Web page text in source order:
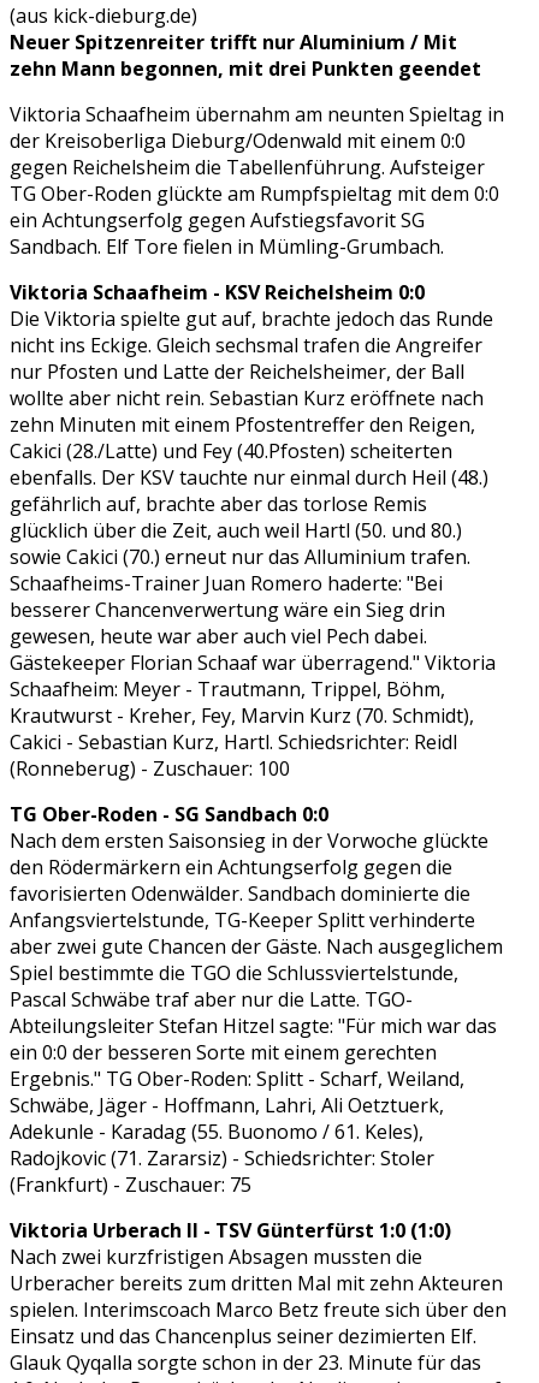
(aus kick-dieburg.de)
Neuer Spitzenreiter trifft nur Aluminium / Mit
zehn Mann begonnen, mit drei Punkten geendet
Viktoria Schaafheim übernahm am neunten Spieltag in
der Kreisoberliga Dieburg/Odenwald mit einem 0:0
gegen Reichelsheim die Tabellenführung. Aufsteiger
TG Ober-Roden glückte am Rumpfspieltag mit dem 0:0
ein Achtungserfolg gegen Aufstiegsfavorit SG
Sandbach. Elf Tore fielen in Mümling-Grumbach.
Viktoria Schaafheim - KSV Reichelsheim 0:0
Die Viktoria spielte gut auf, brachte jedoch das Runde
nicht ins Eckige. Gleich sechsmal trafen die Angreifer
nur Pfosten und Latte der Reichelsheimer, der Ball
wollte aber nicht rein. Sebastian Kurz eröffnete nach
zehn Minuten mit einem Pfostentreffer den Reigen,
Cakici (28./Latte) und Fey (40.Pfosten) scheiterten
ebenfalls. Der KSV tauchte nur einmal durch Heil (48.)
gefährlich auf, brachte aber das torlose Remis
glücklich über die Zeit, auch weil Hartl (50. und 80.)
sowie Cakici (70.) erneut nur das Alluminium trafen.
Schaafheims-Trainer Juan Romero haderte: "Bei
besserer Chancenverwertung wäre ein Sieg drin
gewesen, heute war aber auch viel Pech dabei.
Gästekeeper Florian Schaaf war überragend." Viktoria
Schaafheim: Meyer - Trautmann, Trippel, Böhm,
Krautwurst - Kreher, Fey, Marvin Kurz (70. Schmidt),
Cakici - Sebastian Kurz, Hartl. Schiedsrichter: Reidl
(Ronneberug) - Zuschauer: 100
TG Ober-Roden - SG Sandbach 0:0
Nach dem ersten Saisonsieg in der Vorwoche glückte
den Rödermärkern ein Achtungserfolg gegen die
favorisierten Odenwälder. Sandbach dominierte die
Anfangsviertelstunde, TG-Keeper Splitt verhinderte
aber zwei gute Chancen der Gäste. Nach ausgeglichem
Spiel bestimmte die TGO die Schlussviertelstunde,
Pascal Schwäbe traf aber nur die Latte. TGO-
Abteilungsleiter Stefan Hitzel sagte: "Für mich war das
ein 0:0 der besseren Sorte mit einem gerechten
Ergebnis." TG Ober-Roden: Splitt - Scharf, Weiland,
Schwäbe, Jäger - Hoffmann, Lahri, Ali Oetztuerk,
Adekunle - Karadag (55. Buonomo / 61. Keles),
Radojkovic (71. Zararsiz) - Schiedsrichter: Stoler
(Frankfurt) - Zuschauer: 75
Viktoria Urberach II - TSV Günterfürst 1:0 (1:0)
Nach zwei kurzfristigen Absagen mussten die
Urberacher bereits zum dritten Mal mit zehn Akteuren
spielen. Interimscoach Marco Betz freute sich über den
Einsatz und das Chancenplus seiner dezimierten Elf.
Glauk Qyqalla sorgte schon in der 23. Minute für das